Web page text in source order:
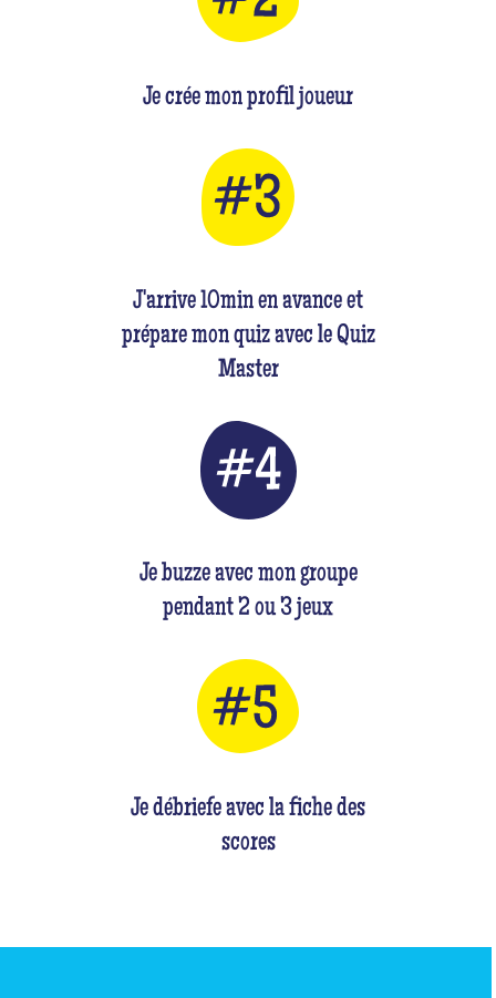
Je crée mon profil joueur
J'arrive 10min en avance et
prépare mon quiz avec le Quiz
Master
Je buzze avec mon groupe
pendant 2 ou 3 jeux
Je débriefe avec la fiche des
scores